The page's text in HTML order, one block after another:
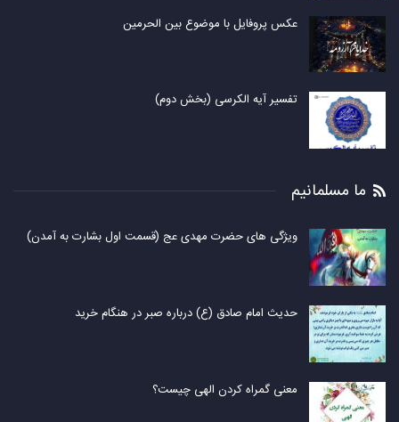
عکس پروفایل با موضوع بین الحرمین
تفسیر آیه الکرسی (بخش دوم)
ما مسلمانیم
ویژگی های حضرت مهدی عج (قسمت اول بشارت به آمدن)
حدیث امام صادق (ع) درباره صبر در هنگام خرید
معنی گمراه کردن الهی چیست؟